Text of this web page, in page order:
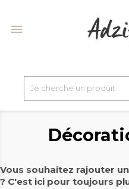

Vous souhaitez rajouter
? C'est ici pour toujours